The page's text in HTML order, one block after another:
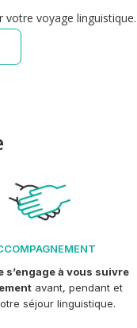
votre voyage linguistique.
s’engage à vous suivre
avant, pendant et
séjour linguistique.